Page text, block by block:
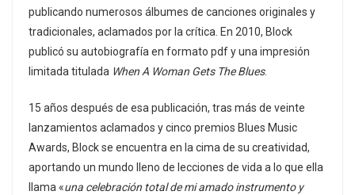
publicando numerosos álbumes de canciones originales y
tradicionales, aclamados por la crítica. En 2010, Block
publicó su autobiografía en formato pdf y una impresión
limitada titulada When A Woman Gets The Blues.
15 años después de esa publicación, tras más de veinte
lanzamientos aclamados y cinco premios Blues Music
Awards, Block se encuentra en la cima de su creatividad,
aportando un mundo lleno de lecciones de vida a lo que ella
llama «una celebración total de mi amado instrumento y